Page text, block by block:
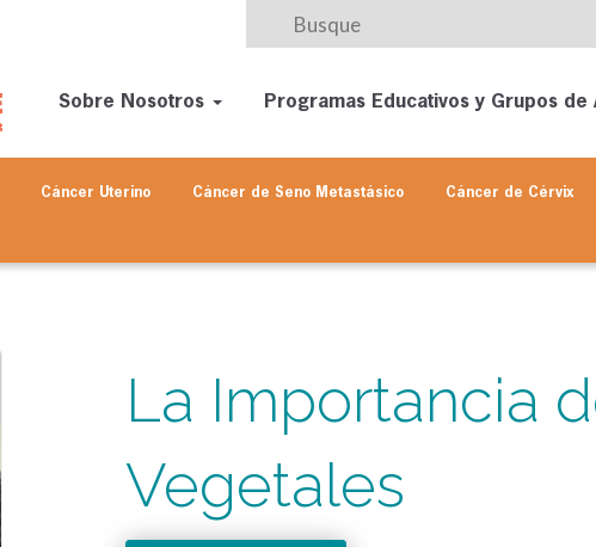
Sobre Nosotros Programas Educativos y Grupos de
Cáncer Uterino Cáncer de Seno Metastásico Cáncer de Cérvix
La Importancia
Vegetales